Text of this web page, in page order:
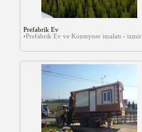
Prefabrik Ev
•Prefabrik Ev ve Konteyner imalatı - izmir